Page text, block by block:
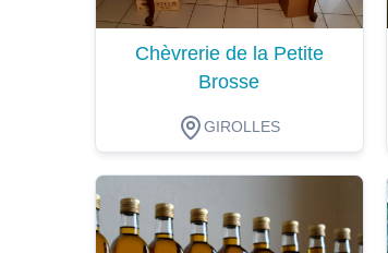
Chèvrerie de la Petite
Brosse
GIROLLES
Dégustation